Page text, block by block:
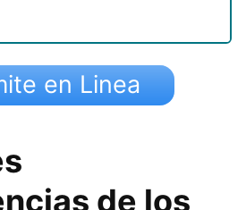
en Linea
de los